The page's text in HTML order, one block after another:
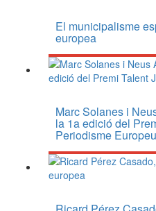
El municipalisme
europea
Marc Solanes i
la 1a edició del
Periodisme Europeu